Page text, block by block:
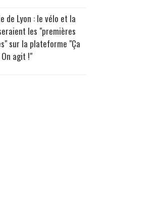
de Lyon : le vélo et la
les "premières
sur la plateforme "Ça
agit !"